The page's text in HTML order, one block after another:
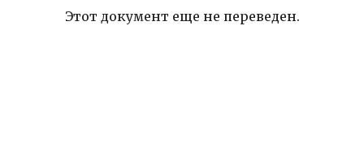
Этот документ еще не переведен.